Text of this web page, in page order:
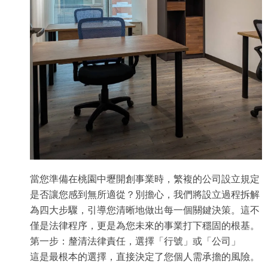
當您準備在桃園中壢開創事業時，繁複的公司設立規定
是否讓您感到無所適從？別擔心，我們將設立過程拆解
為四大步驟，引導您清晰地做出每一個關鍵決策。這不
僅是法律程序，更是為您未來的事業打下穩固的根基。
第一步：釐清法律責任，選擇「行號」或「公司」
這是最根本的選擇，直接決定了您個人需承擔的風險。